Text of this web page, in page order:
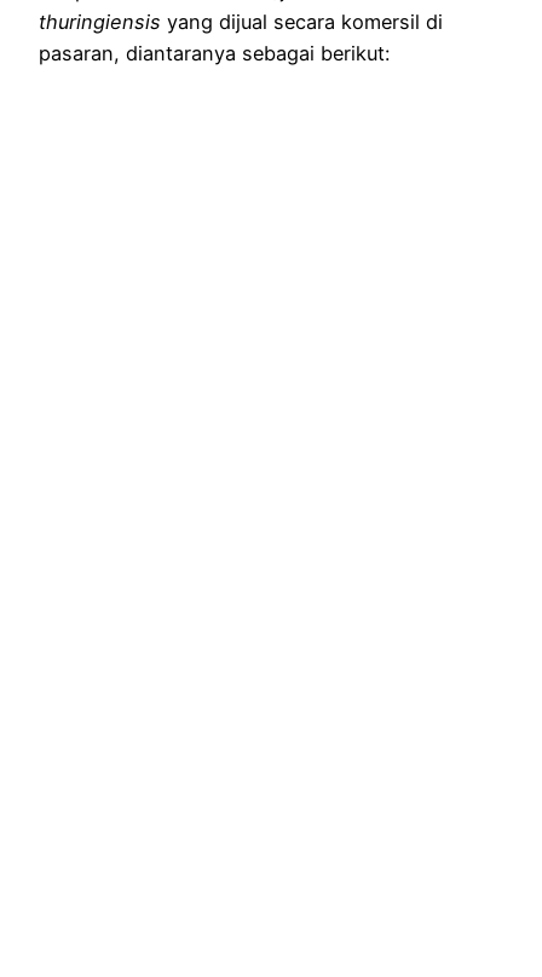
thuringiensis yang dijual secara komersil di
pasaran, diantaranya sebagai berikut: